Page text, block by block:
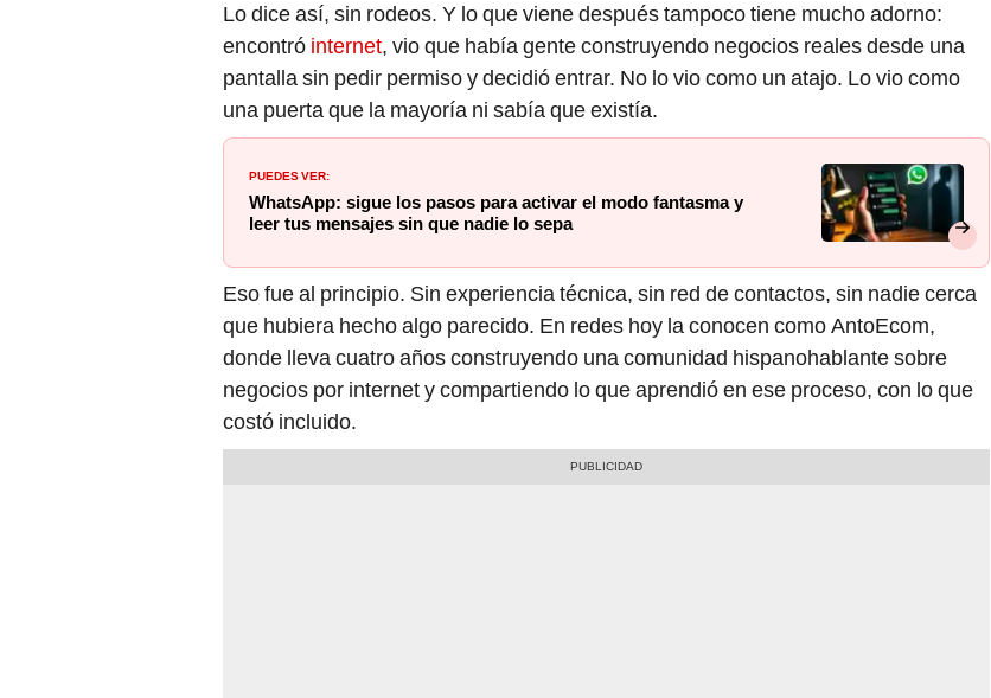
Lo dice así, sin rodeos. Y lo que viene después tampoco tiene mucho adorno:
encontró internet, vio que había gente construyendo negocios reales desde una
pantalla sin pedir permiso y decidió entrar. No lo vio como un atajo. Lo vio como
una puerta que la mayoría ni sabía que existía.
PUEDES VER:
WhatsApp: sigue los pasos para activar el modo fantasma y
leer tus mensajes sin que nadie lo sepa
Eso fue al principio. Sin experiencia técnica, sin red de contactos, sin nadie cerca
que hubiera hecho algo parecido. En redes hoy la conocen como AntoEcom,
donde lleva cuatro años construyendo una comunidad hispanohablante sobre
negocios por internet y compartiendo lo que aprendió en ese proceso, con lo que
costó incluido.